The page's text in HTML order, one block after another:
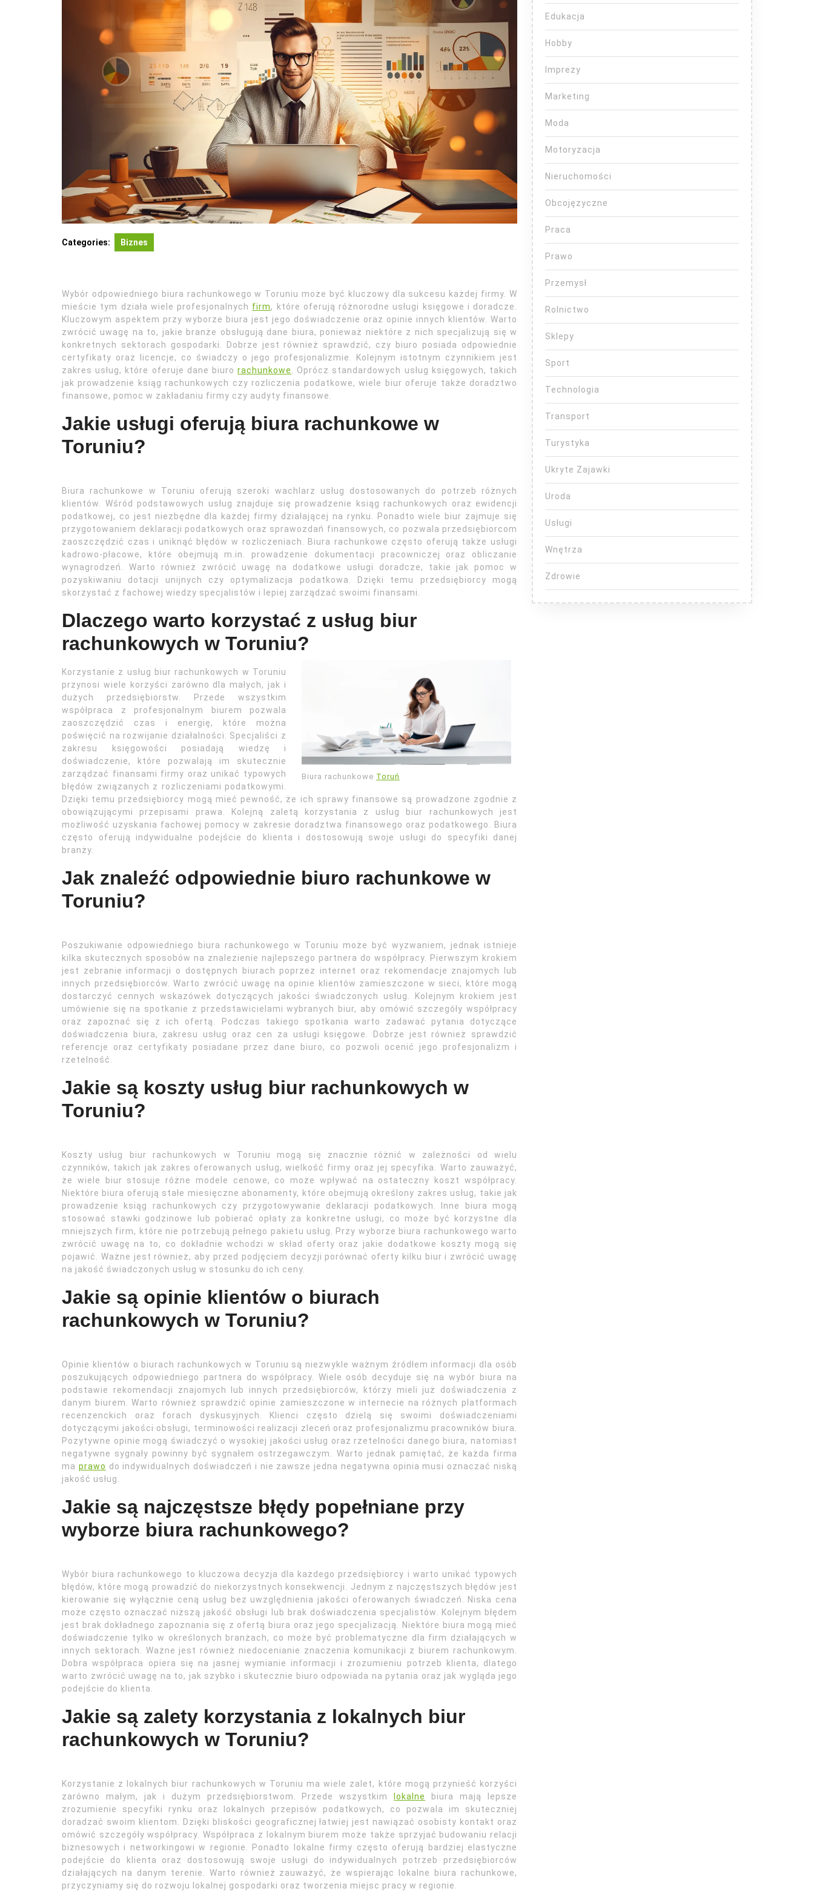
Categories: Biznes
Wybór odpowiedniego biura rachunkowego w Toruniu może być kluczowy dla sukcesu każdej firmy. W
mieście tym działa wiele profesjonalnych firm, które oferują różnorodne usługi księgowe i doradcze.
Kluczowym aspektem przy wyborze biura jest jego doświadczenie oraz opinie innych klientów. Warto
zwrócić uwagę na to, jakie branże obsługują dane biura, ponieważ niektóre z nich specjalizują się w
konkretnych sektorach gospodarki. Dobrze jest również sprawdzić, czy biuro posiada odpowiednie
certyfikaty oraz licencje, co świadczy o jego profesjonalizmie. Kolejnym istotnym czynnikiem jest
zakres usług, które oferuje dane biurorachunkowe
. Oprócz standardowych usług księgowych, takich
jak prowadzenie ksiąg rachunkowych czy rozliczenia podatkowe, wiele biur oferuje także doradztwo
finansowe, pomoc w zakładaniu firmy czy audyty finansowe.
Jakie usługi oferują biura rachunkowe w
Toruniu?
Biura rachunkowe w Toruniu oferują szeroki wachlarz usług dostosowanych do potrzeb różnych
klientów. Wśród podstawowych usług znajduje się prowadzenie ksiąg rachunkowych oraz ewidencji
podatkowej, co jest niezbędne dla każdej firmy działającej na rynku. Ponadto wiele biur zajmuje się
przygotowaniem deklaracji podatkowych oraz sprawozdań finansowych, co pozwala przedsiębiorcom
zaoszczędzić czas i uniknąć błędów w rozliczeniach. Biura rachunkowe często oferują także usługi
kadrowo-płacowe, które obejmują m.in. prowadzenie dokumentacji pracowniczej oraz obliczanie
wynagrodzeń. Warto również zwrócić uwagę na dodatkowe usługi doradcze, takie jak pomoc w
pozyskiwaniu dotacji unijnych czy optymalizacja podatkowa. Dzięki temu przedsiębiorcy mogą
skorzystać z fachowej wiedzy specjalistów i lepiej zarządzać swoimi finansami.
Dlaczego warto korzystać z usług biur
rachunkowych w Toruniu?
Biura rachunkowe Toruń
Korzystanie z usług biur rachunkowych w Toruniu
przynosi wiele korzyści zarówno dla małych, jak i
dużych przedsiębiorstw. Przede wszystkim
współpraca z profesjonalnym biurem pozwala
zaoszczędzić czas i energię, które można
poświęcić na rozwijanie działalności. Specjaliści z
zakresu księgowości posiadają wiedzę i
doświadczenie, które pozwalają im skutecznie
zarządzać finansami firmy oraz unikać typowych
błędów związanych z rozliczeniami podatkowymi.
Dzięki temu przedsiębiorcy mogą mieć pewność, że ich sprawy finansowe są prowadzone zgodnie z
obowiązującymi przepisami prawa. Kolejną zaletą korzystania z usług biur rachunkowych jest
możliwość uzyskania fachowej pomocy w zakresie doradztwa finansowego oraz podatkowego. Biura
często oferują indywidualne podejście do klienta i dostosowują swoje usługi do specyfiki danej
branży.
Jak znaleźć odpowiednie biuro rachunkowe w
Toruniu?
Poszukiwanie odpowiedniego biura rachunkowego w Toruniu może być wyzwaniem, jednak istnieje
kilka skutecznych sposobów na znalezienie najlepszego partnera do współpracy. Pierwszym krokiem
jest zebranie informacji o dostępnych biurach poprzez internet oraz rekomendacje znajomych lub
innych przedsiębiorców. Warto zwrócić uwagę na opinie klientów zamieszczone w sieci, które mogą
dostarczyć cennych wskazówek dotyczących jakości świadczonych usług. Kolejnym krokiem jest
umówienie się na spotkanie z przedstawicielami wybranych biur, aby omówić szczegóły współpracy
oraz zapoznać się z ich ofertą. Podczas takiego spotkania warto zadawać pytania dotyczące
doświadczenia biura, zakresu usług oraz cen za usługi księgowe. Dobrze jest również sprawdzić
referencje oraz certyfikaty posiadane przez dane biuro, co pozwoli ocenić jego profesjonalizm i
rzetelność.
Jakie są koszty usług biur rachunkowych w
Toruniu?
Koszty usług biur rachunkowych w Toruniu mogą się znacznie różnić w zależności od wielu
czynników, takich jak zakres oferowanych usług, wielkość firmy oraz jej specyfika. Warto zauważyć,
że wiele biur stosuje różne modele cenowe, co może wpływać na ostateczny koszt współpracy.
Niektóre biura oferują stałe miesięczne abonamenty, które obejmują określony zakres usług, takie jak
prowadzenie ksiąg rachunkowych czy przygotowywanie deklaracji podatkowych. Inne biura mogą
stosować stawki godzinowe lub pobierać opłaty za konkretne usługi, co może być korzystne dla
mniejszych firm, które nie potrzebują pełnego pakietu usług. Przy wyborze biura rachunkowego warto
zwrócić uwagę na to, co dokładnie wchodzi w skład oferty oraz jakie dodatkowe koszty mogą się
pojawić. Ważne jest również, aby przed podjęciem decyzji porównać oferty kilku biur i zwrócić uwagę
na jakość świadczonych usług w stosunku do ich ceny.
Jakie są opinie klientów o biurach
rachunkowych w Toruniu?
Opinie klientów o biurach rachunkowych w Toruniu są niezwykle ważnym źródłem informacji dla osób
poszukujących odpowiedniego partnera do współpracy. Wiele osób decyduje się na wybór biura na
podstawie rekomendacji znajomych lub innych przedsiębiorców, którzy mieli już doświadczenia z
danym biurem. Warto również sprawdzić opinie zamieszczone w internecie na różnych platformach
recenzenckich oraz forach dyskusyjnych. Klienci często dzielą się swoimi doświadczeniami
dotyczącymi jakości obsługi, terminowości realizacji zleceń oraz profesjonalizmu pracowników biura.
Pozytywne opinie mogą świadczyć o wysokiej jakości usług oraz rzetelności danego biura, natomiast
negatywne sygnały powinny być sygnałem ostrzegawczym. Warto jednak pamiętać, że każda firma
ma prawo do indywidualnych doświadczeń i nie zawsze jedna negatywna opinia musi oznaczać niską
jakość usług.
Jakie są najczęstsze błędy popełniane przy
wyborze biura rachunkowego?
Wybór biura rachunkowego to kluczowa decyzja dla każdego przedsiębiorcy i warto unikać typowych
błędów, które mogą prowadzić do niekorzystnych konsekwencji. Jednym z najczęstszych błędów jest
kierowanie się wyłącznie ceną usług bez uwzględnienia jakości oferowanych świadczeń. Niska cena
może często oznaczać niższą jakość obsługi lub brak doświadczenia specjalistów. Kolejnym błędem
jest brak dokładnego zapoznania się z ofertą biura oraz jego specjalizacją. Niektóre biura mogą mieć
doświadczenie tylko w określonych branżach, co może być problematyczne dla firm działających w
innych sektorach. Ważne jest również niedocenianie znaczenia komunikacji z biurem rachunkowym.
Dobra współpraca opiera się na jasnej wymianie informacji i zrozumieniu potrzeb klienta, dlatego
warto zwrócić uwagę na to, jak szybko i skutecznie biuro odpowiada na pytania oraz jak wygląda jego
podejście do klienta.
Jakie są zalety korzystania z lokalnych biur
rachunkowych w Toruniu?
Korzystanie z lokalnych biur rachunkowych w Toruniu ma wiele zalet, które mogą przynieść korzyści
zarówno małym, jak i dużym przedsiębiorstwom. Przede wszystkim
lokalne
biura mają lepsze
zrozumienie specyfiki rynku oraz lokalnych przepisów podatkowych, co pozwala im skuteczniej
doradzać swoim klientom. Dzięki bliskości geograficznej łatwiej jest nawiązać osobisty kontakt oraz
omówić szczegóły współpracy. Współpraca z lokalnym biurem może także sprzyjać budowaniu relacji
biznesowych i networkingowi w regionie. Ponadto lokalne firmy często oferują bardziej elastyczne
podejście do klienta oraz dostosowują swoje usługi do indywidualnych potrzeb przedsiębiorców
działających na danym terenie. Warto również zauważyć, że wspierając lokalne biura rachunkowe,
przyczyniamy się do rozwoju lokalnej gospodarki oraz tworzenia miejsc pracy w regionie.
Edukacja
Hobby
Imprezy
Marketing
Moda
Motoryzacja
Nieruchomości
Obcojęzyczne
Praca
Prawo
Przemysł
Rolnictwo
Sklepy
Sport
Technologia
Transport
Turystyka
Ukryte Zajawki
Uroda
Usługi
Wnętrza
Zdrowie